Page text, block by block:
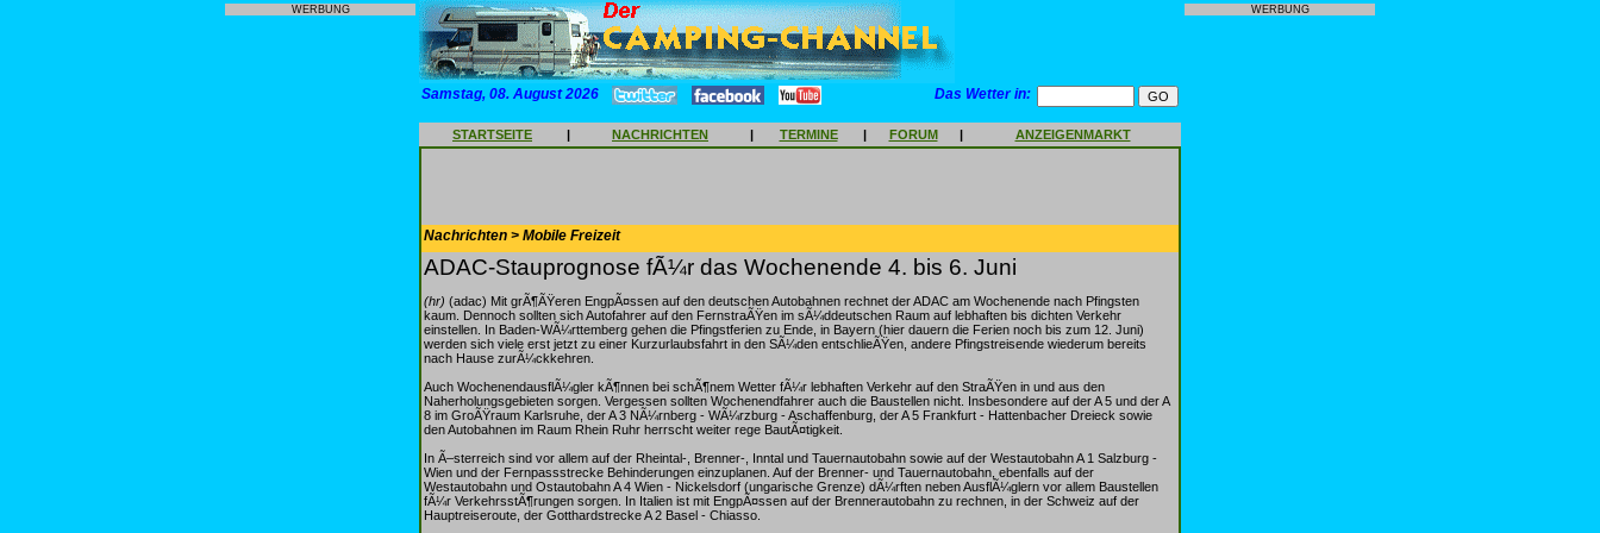
WERBUNG
Samstag, 08. August 2026 Das Wetter in:
STARTSEITE | NACHRICHTEN | TERMINE | FORUM | ANZEIGENMARKT
Nachrichten > Mobile Freizeit
ADAC-Stauprognose fÃ¼r das Wochenende 4. bis 6. Juni
(hr) (adac) Mit grÃ¶ÃŸeren EngpÃ¤ssen auf den deutschen Autobahnen rechnet der ADAC am Wochenende nach Pfingsten
kaum. Dennoch sollten sich Autofahrer auf den FernstraÃŸen im sÃ¼ddeutschen Raum auf lebhaften bis dichten Verkehr
einstellen. In Baden-WÃ¼rttemberg gehen die Pfingstferien zu Ende, in Bayern (hier dauern die Ferien noch bis zum 12. Juni)
werden sich viele erst jetzt zu einer Kurzurlaubsfahrt in den SÃ¼den entschlieÃŸen, andere Pfingstreisende wiederum bereits
nach Hause zurÃ¼ckkehren.
Auch WochenendausflÃ¼gler kÃ¶nnen bei schÃ¶nem Wetter fÃ¼r lebhaften Verkehr auf den StraÃŸen in und aus den
Naherholungsgebieten sorgen. Vergessen sollten Wochenendfahrer auch die Baustellen nicht. Insbesondere auf der A 5 und der A
8 im GroÃŸraum Karlsruhe, der A 3 NÃ¼rnberg - WÃ¼rzburg - Aschaffenburg, der A 5 Frankfurt - Hattenbacher Dreieck sowie
den Autobahnen im Raum Rhein Ruhr herrscht weiter rege BautÃ¤tigkeit.
In Ã–sterreich sind vor allem auf der Rheintal-, Brenner-, Inntal und Tauernautobahn sowie auf der Westautobahn A 1 Salzburg -
Wien und der Fernpassstrecke Behinderungen einzuplanen. Auf der Brenner- und Tauernautobahn, ebenfalls auf der
Westautobahn und Ostautobahn A 4 Wien - Nickelsdorf (ungarische Grenze) dÃ¼rften neben AusflÃ¼glern vor allem Baustellen
fÃ¼r VerkehrsstÃ¶rungen sorgen. In Italien ist mit EngpÃ¤ssen auf der Brennerautobahn zu rechnen, in der Schweiz auf der
Hauptreiseroute, der Gotthardstrecke A 2 Basel - Chiasso.
WERBUNG